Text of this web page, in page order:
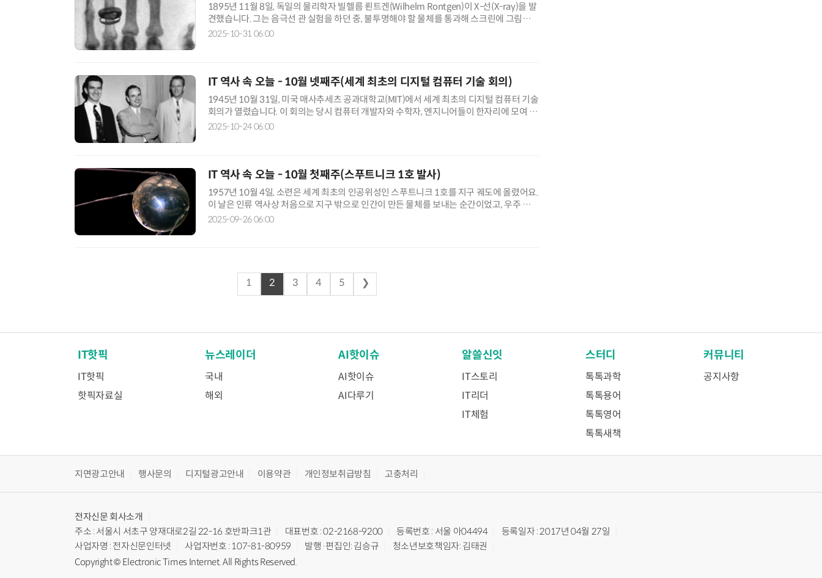
1895년 11월 8일, 독일의 물리학자 빌헬름 뢴트겐(Wilhelm Rontgen)이 X-선(X-ray)을 발
견했습니다. 그는 음극선 관 실험을 하던 중, 불투명해야 할 물체를 통과해 스크린에 그림자를
남기는 미지의 방사선을 발견했죠. 이 X-선은 보통 빛과 달리 사
2025-10-31 06:00
IT 역사 속 오늘 - 10월 넷째주(세계 최초의 디지털 컴퓨터 기술 회의)
1945년 10월 31일, 미국 매사추세츠 공과대학교(MIT)에서 세계 최초의 디지털 컴퓨터 기술
회의가 열렸습니다. 이 회의는 당시 컴퓨터 개발자와 수학자, 엔지니어들이 한자리에 모여 디
지털 컴퓨터의 원리, 설계, 응용 가능성을 논의한 자리였어요. 회의에서는 ▲전자식
2025-10-24 06:00
IT 역사 속 오늘 - 10월 첫째주(스푸트니크 1호 발사)
1957년 10월 4일, 소련은 세계 최초의 인공위성인 스푸트니크 1호를 지구 궤도에 올렸어요.
이 날은 인류 역사상 처음으로 지구 밖으로 인간이 만든 물체를 보내는 순간이었고, 우주 경쟁
시대의 출발점이 되었죠. 스푸트니크 1호의 특징 스푸트니크 1호는 직경 58cm
2025-09-26 06:00
1 2 3 4 5 ❯
IT핫픽
IT핫픽
핫픽자료실
뉴스레이더
국내
해외
AI핫이슈
AI핫이슈
AI다루기
알쓸신잇
IT스토리
IT리더
IT체험
스터디
톡톡과학
톡톡용어
톡톡영어
톡톡새책
커뮤니티
공지사항
지면광고안내 행사문의 디지털광고안내 이용약관 개인정보취급방침 고충처리
전자신문 회사소개
주소 : 서울시 서초구 양재대로2길 22-16 호반파크1관
대표번호 : 02-2168-9200 등록번호 : 서울 아04494
등록일자 : 2017년 04월 27일
사업자명 : 전자신문인터넷
사업자번호 : 107-81-80959 발행·편집인: 김승규
청소년보호책임자: 김태권
Copyright © Electronic Times Internet. All Rights Reserved.